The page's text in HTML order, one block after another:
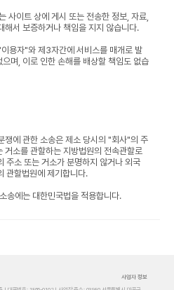
사이트 상에 게시 또는 전송한 정보, 자료,
해서 보증하거나 책임을 지지 않습니다.
용자"와 제3자간에 서비스를 매개로 발
며, 이로 인한 손해를 배상할 책임도 없습
에 관한 소송은 제소 당시의 "회사"의 주
거소를 관할하는 지방법원의 전속관할로
주소 또는 거소가 분명하지 않거나 외국
관할법원에 제기합니다.
송에는 대한민국법을 적용합니다.
사업자 정보